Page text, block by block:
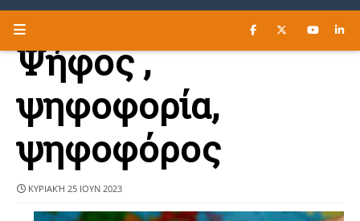
Ψήφος ,
ψηφοφορία,
ψηφοφόρος
ΚΥΡΙΑΚΉ 25 ΙΟΥΝ 2023